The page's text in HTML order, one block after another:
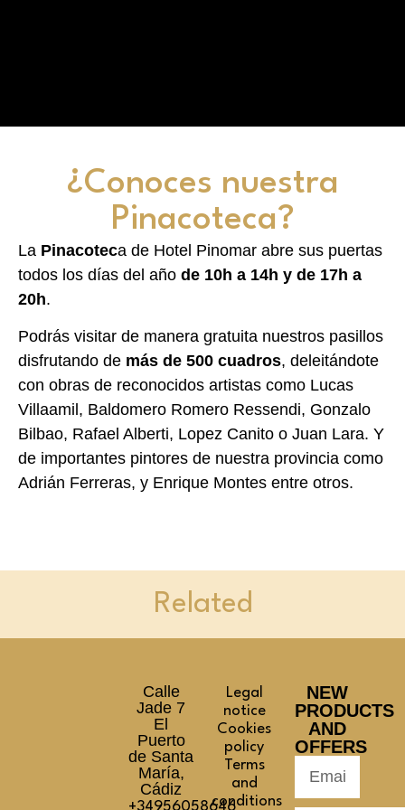
¿Conoces nuestra
Pinacoteca?
La Pinacoteca de Hotel Pinomar abre sus puertas
todos los días del año de 10h a 14h y de 17h a
20h.
Podrás visitar de manera gratuita nuestros pasillos
disfrutando de más de 500 cuadros, deleitándote
con obras de reconocidos artistas como Lucas
Villaamil, Baldomero Romero Ressendi, Gonzalo
Bilbao, Rafael Alberti, Lopez Canito o Juan Lara. Y
de importantes pintores de nuestra provincia como
Adrián Ferreras, y Enrique Montes entre otros.
Related
Calle
Jade 7
El
Puerto
de Santa
María,
Cádiz
Legal
notice
Cookies
policy
Terms
and
conditions
NEW
PRODUCTS
AND
OFFERS